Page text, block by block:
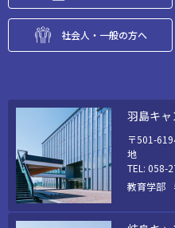
社会人・一般の方へ
羽島キャ
〒501-
地
TEL: 058-
教育学部